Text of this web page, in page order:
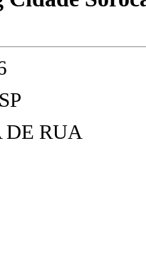
DE RUA